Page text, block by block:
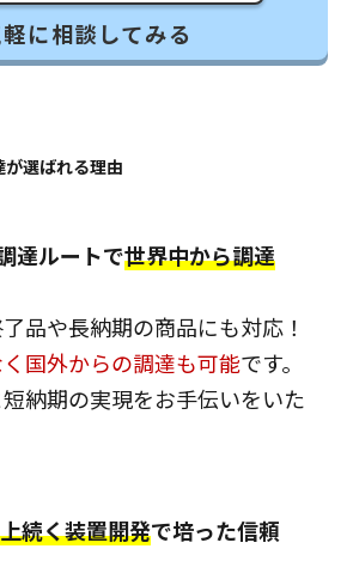
に相談してみる
選ばれる理由
達ルートで世界中から調達
品や長納期の商品にも対応！
国外からの調達も可能です。
納期の実現をお手伝いをいた
続く装置開発で培った信頼